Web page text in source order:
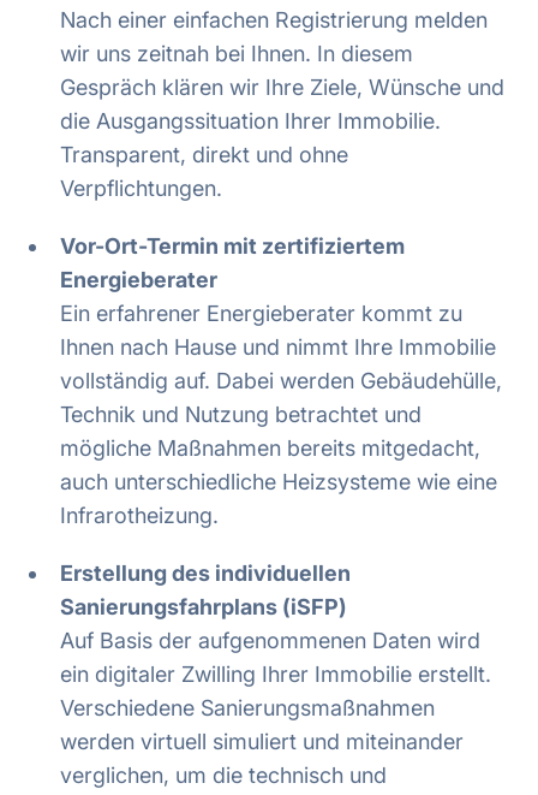
Nach einer einfachen Registrierung melden
wir uns zeitnah bei Ihnen. In diesem
Gespräch klären wir Ihre Ziele, Wünsche und
die Ausgangssituation Ihrer Immobilie.
Transparent, direkt und ohne
Verpflichtungen.
Vor-Ort-Termin mit zertifiziertem
Energieberater
Ein erfahrener Energieberater kommt zu
Ihnen nach Hause und nimmt Ihre Immobilie
vollständig auf. Dabei werden Gebäudehülle,
Technik und Nutzung betrachtet und
mögliche Maßnahmen bereits mitgedacht,
auch unterschiedliche Heizsysteme wie eine
Infrarotheizung.
Erstellung des individuellen
Sanierungsfahrplans (iSFP)
Auf Basis der aufgenommenen Daten wird
ein digitaler Zwilling Ihrer Immobilie erstellt.
Verschiedene Sanierungsmaßnahmen
werden virtuell simuliert und miteinander
verglichen, um die technisch und